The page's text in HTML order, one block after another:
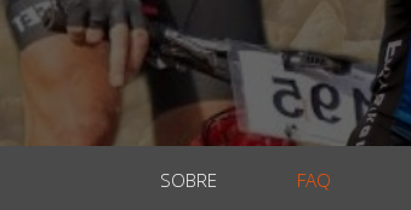
SOBRE FAQ